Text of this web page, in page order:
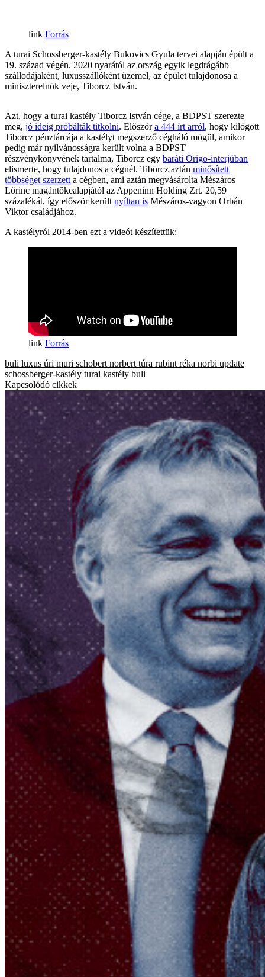
Forrás
A turai Schossberger-kastély Bukovics Gyula tervei alapján épült a
19. század végén. 2020 nyarától az ország egyik legdrágább
szállodájaként, luxusszállóként üzemel, az épület tulajdonosa a
miniszterelnök veje, Tiborcz István.
Azt, hogy a turai kastély Tiborcz István cége, a BDPST szerezte
meg, jó ideig próbálták titkolni. Előszöra 444 írt arról, hogy kilógott
Tiborcz pénztárcája a kastélyt megszerző cégháló mögül, amikor
pedig már nyilvánosságra került volna a BDPST
részvénykönyvének tartalma, Tiborcz egy baráti Origo-interjúban
elismerte, hogy tulajdonos a cégnél. Tiborcz aztán minősített
többséget szerzett a cégben, ami aztán megvásárolta Mészáros
Lőrinc magántőkealapjától az Appeninn Holding Zrt. 20,59
százalékát, így először került nyíltan is Mészáros-vagyon Orbán
Viktor családjához.
A kastélyról 2014-ben ezt a videót készítettük:
Forrás
buli luxus úri muri schobert norbert túra rubint réka norbi update
schossberger-kastély turai kastély buli
Kapcsolódó cikkek